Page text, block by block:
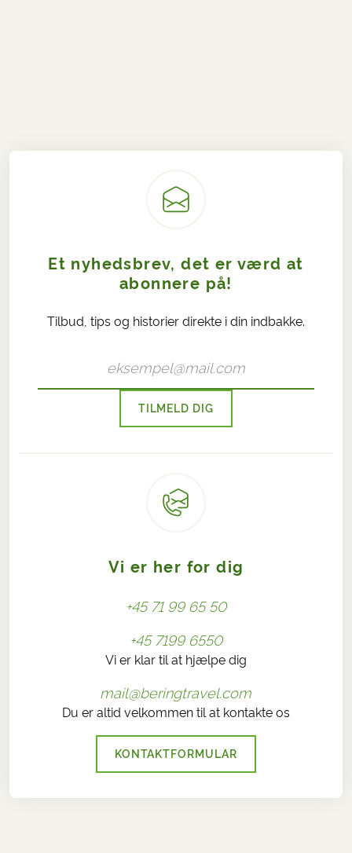
Et nyhedsbrev, det er værd at
abonnere på!
Tilbud, tips og historier direkte i din indbakke.
TILMELD DIG
Vi er her for dig
+45 71 99 65 50
+45 7199 6550
Vi er klar til at hjælpe dig
mail@beringtravel.com
Du er altid velkommen til at kontakte os
KONTAKTFORMULAR